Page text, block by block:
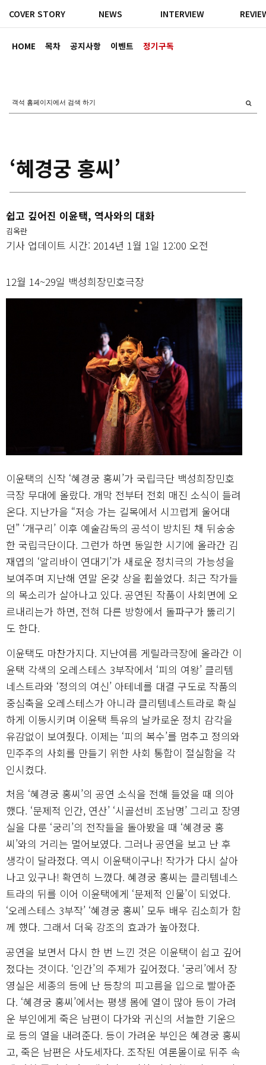
HOME 목차 공지사항 이벤트 정기구독
COVER STORY NEWS INTERVIEW
‘혜경궁 홍씨’
쉽고 깊어진 이윤택, 역사와의 대화
김옥란
기사 업데이트 시간: 2014년 1월 1일 12:00 오전
12월 14~29일 백성희장민호극장
이윤택의 신작 ‘혜경궁 홍씨’가 국립극단 백성희장민호
극장 무대에 올랐다. 개막 전부터 전회 매진 소식이 들려
온다. 지난가을 “저승 가는 길목에서 시끄럽게 울어대
던” ‘개구리’ 이후 예술감독의 공석이 방치된 채 뒤숭숭
한 국립극단이다. 그런가 하면 동일한 시기에 올라간 김
재엽의 ‘알리바이 연대기’가 새로운 정치극의 가능성을
보여주며 지난해 연말 온갖 상을 휩쓸었다. 최근 작가들
의 목소리가 살아나고 있다. 공연된 작품이 사회면에 오
르내리는가 하면, 전혀 다른 방향에서 돌파구가 뚫리기
도 한다.
이윤택도 마찬가지다. 지난여름 게릴라극장에 올라간 이
윤택 각색의 오레스테스 3부작에서 ‘피의 여왕’ 클리템
네스트라와 ‘정의의 여신’ 아테네를 대결 구도로 작품의
중심축을 오레스테스가 아니라 클리템네스트라로 확실
하게 이동시키며 이윤택 특유의 날카로운 정치 감각을
유감없이 보여줬다. 이제는 ‘피의 복수’를 멈추고 정의와
민주주의 사회를 만들기 위한 사회 통합이 절실함을 각
인시켰다.
처음 ‘혜경궁 홍씨’의 공연 소식을 전해 들었을 때 의아
했다. ‘문제적 인간, 연산’ ‘시골선비 조남명’ 그리고 장영
실을 다룬 ‘궁리’의 전작들을 돌아봤을 때 ‘혜경궁 홍
씨’와의 거리는 멀어보였다. 그러나 공연을 보고 난 후
생각이 달라졌다. 역시 이윤택이구나! 작가가 다시 살아
나고 있구나! 확연히 느꼈다. 혜경궁 홍씨는 클리템네스
트라의 뒤를 이어 이윤택에게 ‘문제적 인물’이 되었다.
‘오레스테스 3부작’ ‘혜경궁 홍씨’ 모두 배우 김소희가 함
께 했다. 그래서 더욱 강조의 효과가 높아졌다.
공연을 보면서 다시 한 번 느낀 것은 이윤택이 쉽고 깊어
졌다는 것이다. ‘인간’의 주제가 깊어졌다. ‘궁리’에서 장
영실은 세종의 등에 난 등창의 피고름을 입으로 빨아준
다. ‘혜경궁 홍씨’에서는 평생 몸에 열이 많아 등이 가려
운 부인에게 죽은 남편이 다가와 귀신의 서늘한 기운으
로 등의 열을 내려준다. 등이 가려운 부인은 혜경궁 홍씨
고, 죽은 남편은 사도세자다. 조작된 여론몰이로 뒤주 속